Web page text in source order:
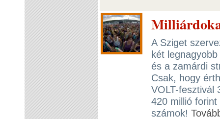
A Sziget
két
és a zamárdi
Csak, hogy
VOLT-fesztivál
420 millió
számok!